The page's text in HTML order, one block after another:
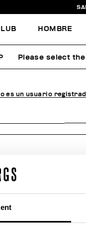
HOMBRE
tu
es un usuario
Please select